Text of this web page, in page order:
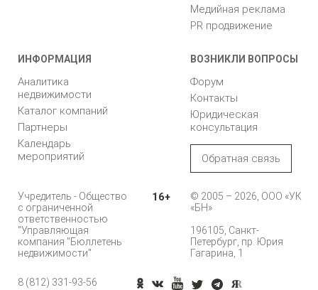
Медийная реклама
PR продвижение
ИНФОРМАЦИЯ
Аналитика
недвижимости
Каталог компаний
Партнеры
Календарь
мероприятий
ВОЗНИКЛИ ВОПРОСЫ
Форум
Контакты
Юридическая
консультация
Обратная связь
Учредитель - Общество
с ограниченной
ответственностью
"Управляющая
компания "Бюллетень
недвижимости"
16+
© 2005 – 2026, ООО «УК
«БН»
196105, Санкт-
Петербург, пр. Юрия
Гагарина, 1
8 (812) 331-93-56